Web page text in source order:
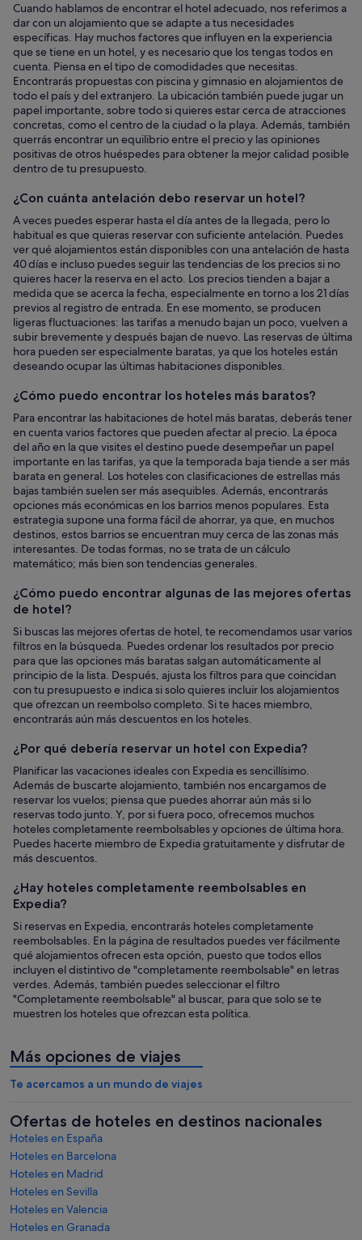
Cuando hablamos de encontrar el hotel adecuado, nos referimos a
dar con un alojamiento que se adapte a tus necesidades
específicas. Hay muchos factores que influyen en la experiencia
que se tiene en un hotel, y es necesario que los tengas todos en
cuenta. Piensa en el tipo de comodidades que necesitas.
Encontrarás propuestas con piscina y gimnasio en alojamientos de
todo el país y del extranjero. La ubicación también puede jugar un
papel importante, sobre todo si quieres estar cerca de atracciones
concretas, como el centro de la ciudad o la playa. Además, también
querrás encontrar un equilibrio entre el precio y las opiniones
positivas de otros huéspedes para obtener la mejor calidad posible
dentro de tu presupuesto.
¿Con cuánta antelación debo reservar un hotel?
A veces puedes esperar hasta el día antes de la llegada, pero lo
habitual es que quieras reservar con suficiente antelación. Puedes
ver qué alojamientos están disponibles con una antelación de hasta
40 días e incluso puedes seguir las tendencias de los precios si no
quieres hacer la reserva en el acto. Los precios tienden a bajar a
medida que se acerca la fecha, especialmente en torno a los 21 días
previos al registro de entrada. En ese momento, se producen
ligeras fluctuaciones: las tarifas a menudo bajan un poco, vuelven a
subir brevemente y después bajan de nuevo. Las reservas de última
hora pueden ser especialmente baratas, ya que los hoteles están
deseando ocupar las últimas habitaciones disponibles.
¿Cómo puedo encontrar los hoteles más baratos?
Para encontrar las habitaciones de hotel más baratas, deberás tener
en cuenta varios factores que pueden afectar al precio. La época
del año en la que visites el destino puede desempeñar un papel
importante en las tarifas, ya que la temporada baja tiende a ser más
barata en general. Los hoteles con clasificaciones de estrellas más
bajas también suelen ser más asequibles. Además, encontrarás
opciones más económicas en los barrios menos populares. Esta
estrategia supone una forma fácil de ahorrar, ya que, en muchos
destinos, estos barrios se encuentran muy cerca de las zonas más
interesantes. De todas formas, no se trata de un cálculo
matemático; más bien son tendencias generales.
¿Cómo puedo encontrar algunas de las mejores ofertas
de hotel?
Si buscas las mejores ofertas de hotel, te recomendamos usar varios
filtros en la búsqueda. Puedes ordenar los resultados por precio
para que las opciones más baratas salgan automáticamente al
principio de la lista. Después, ajusta los filtros para que coincidan
con tu presupuesto e indica si solo quieres incluir los alojamientos
que ofrezcan un reembolso completo. Si te haces miembro,
encontrarás aún más descuentos en los hoteles.
¿Por qué debería reservar un hotel con Expedia?
Planificar las vacaciones ideales con Expedia es sencillísimo.
Además de buscarte alojamiento, también nos encargamos de
reservar los vuelos; piensa que puedes ahorrar aún más si lo
reservas todo junto. Y, por si fuera poco, ofrecemos muchos
hoteles completamente reembolsables y opciones de última hora.
Puedes hacerte miembro de Expedia gratuitamente y disfrutar de
más descuentos.
¿Hay hoteles completamente reembolsables en
Expedia?
Si reservas en Expedia, encontrarás hoteles completamente
reembolsables. En la página de resultados puedes ver fácilmente
qué alojamientos ofrecen esta opción, puesto que todos ellos
incluyen el distintivo de "completamente reembolsable" en letras
verdes. Además, también puedes seleccionar el filtro
"Completamente reembolsable" al buscar, para que solo se te
muestren los hoteles que ofrezcan esta política.
Más opciones de viajes
Te acercamos a un mundo de viajes
Ofertas de hoteles en destinos nacionales
Hoteles en España
Hoteles en Barcelona
Hoteles en Madrid
Hoteles en Sevilla
Hoteles en Valencia
Hoteles en Granada